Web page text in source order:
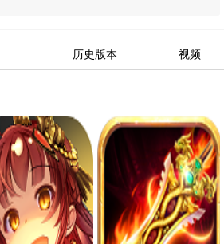
历史版本 视频